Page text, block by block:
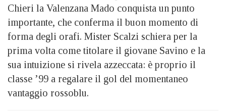
Chieri la Valenzana Mado conquista un punto
importante, che conferma il buon momento di
forma degli orafi. Mister Scalzi schiera per la
prima volta come titolare il giovane Savino e la
sua intuizione si rivela azzeccata: è proprio il
classe ’99 a regalare il gol del momentaneo
vantaggio rossoblu.